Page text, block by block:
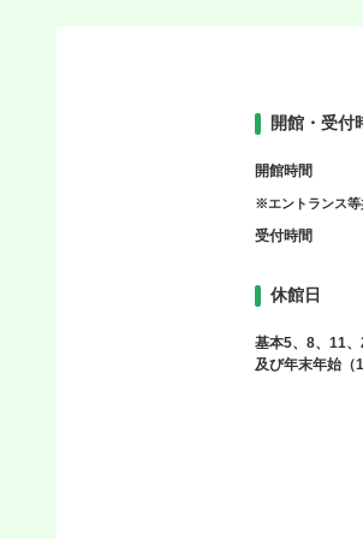
開館・受付
開館時間
※エントランス等
受付時間
休館日
基本5、8、11
及び年末年始（